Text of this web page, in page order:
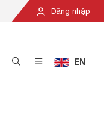
Đăng nhập
EN